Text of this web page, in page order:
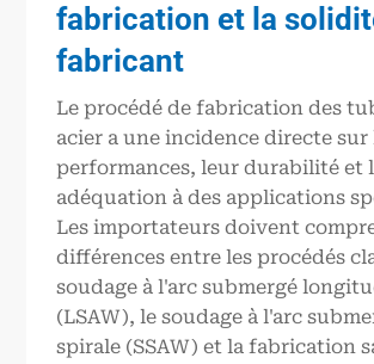
fabrication et la
fabricant
Le procédé de fabrication des
acier a une incidence directe sur
performances, leur durabilité et
adéquation à des applications
Les importateurs doivent
différences entre les procédés
soudage à l'arc submergé
(LSAW), le soudage à l'arc
spirale (SSAW) et la fabrication